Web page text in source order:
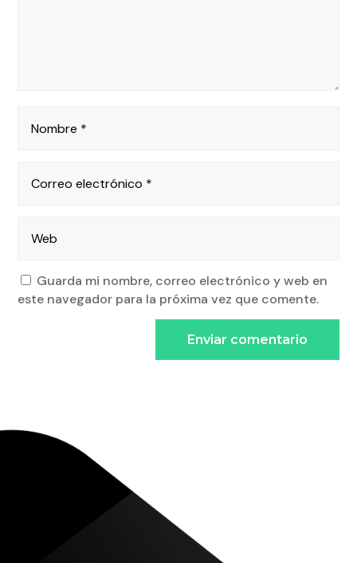
Guarda mi nombre, correo electrónico y web en
este navegador para la próxima vez que comente.
Enviar comentario